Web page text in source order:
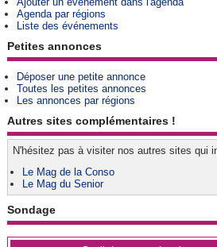
Agenda par régions
Liste des événements
Petites annonces
Déposer une petite annonce
Toutes les petites annonces
Les annonces par régions
Autres sites complémentaires !
N'hésitez pas à visiter nos autres sites qui
Le Mag de la Conso
Le Mag du Senior
Sondage